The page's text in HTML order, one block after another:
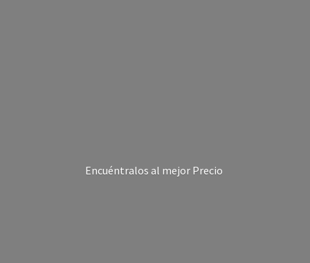
Encuéntralos al mejor Precio